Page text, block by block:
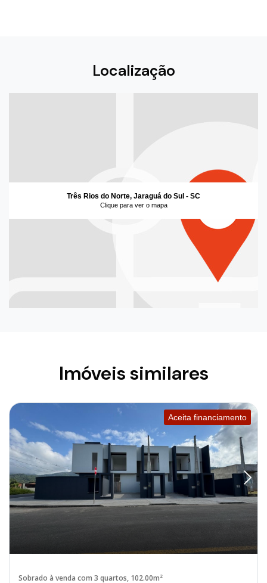
Localização
Três Rios do Norte, Jaraguá do Sul - SC
Clique para ver o mapa
Imóveis similares
Aceita financiamento
Sobrado à venda com 3 quartos, 102.00m²